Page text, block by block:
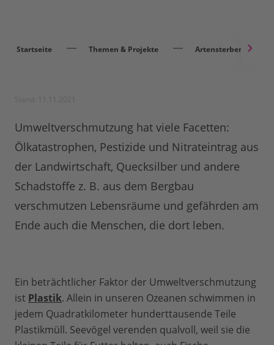
Startseite Themen & Projekte Artensterben
Umweltverschmutzung hat viele Facetten:
Ölkatastrophen, Pestizide und Nitrateintrag aus
der Landwirtschaft, Quecksilber und andere
Schadstoffe z. B. aus dem Bergbau
verschmutzen Lebensräume und gefährden am
Ende auch die Menschen, die dort leben.
Ein beträchtlicher Faktor der Umweltverschmutzung
ist Plastik. Allein in unseren Ozeanen schwimmen in
jedem Quadratkilometer hunderttausende Teile
Plastikmüll. Seevögel verenden qualvoll, weil sie die